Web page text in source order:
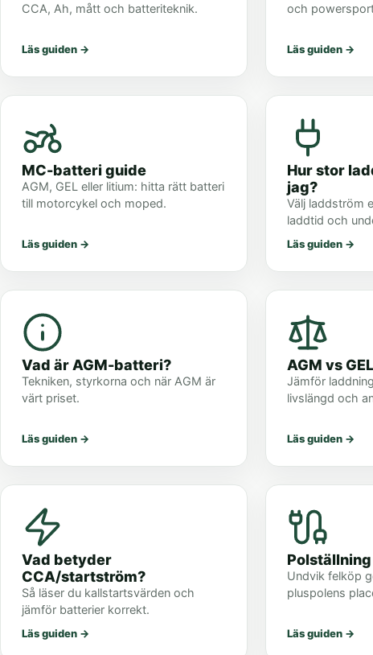
CCA, Ah, mått och batteriteknik.
Läs guiden →
och
Läs guiden →
MC-batteri guide
AGM, GEL eller litium: hitta rätt batteri
till motorcykel och moped.
Läs guiden →
Hur stor
jag?
Välj laddström
laddtid och
Läs guiden →
Vad är AGM-batteri?
Tekniken, styrkorna och när AGM är
värt priset.
Läs guiden →
AGM vs GEL
Jämför
livslängd och
Läs guiden →
Vad betyder
CCA/startström?
Så läser du kallstartsvärden och
jämför batterier korrekt.
Läs guiden →
Polställning
Undvik felköp
pluspolens
Läs guiden →